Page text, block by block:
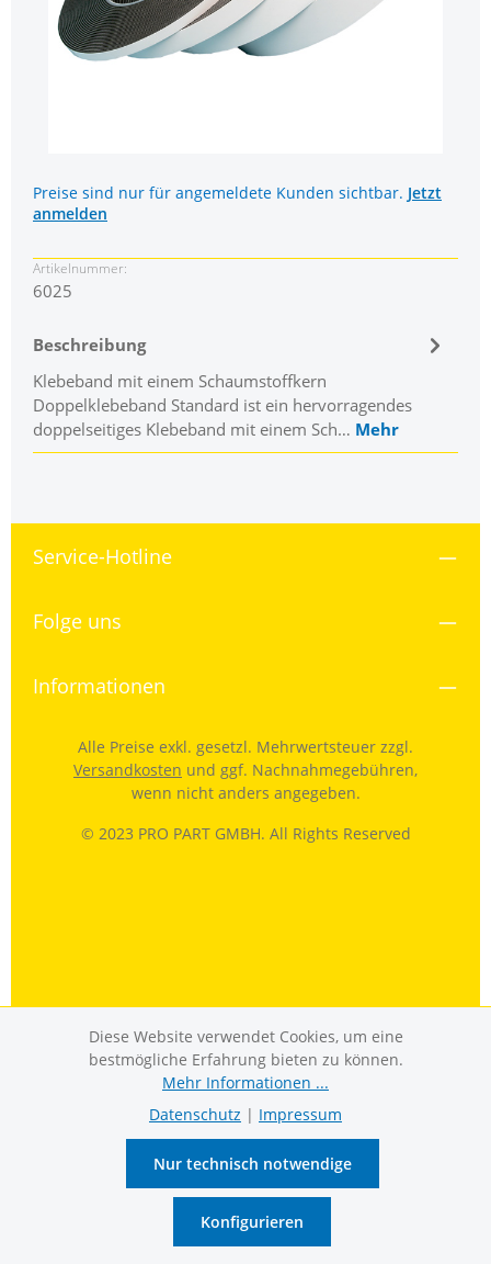
Preise sind nur für angemeldete Kunden sichtbar. Jetzt
anmelden
Artikelnummer:
6025
Beschreibung
Klebeband mit einem Schaumstoffkern
Doppelklebeband Standard ist ein hervorragendes
doppelseitiges Klebeband mit einem Sch… Mehr
Service-Hotline
Folge uns
Informationen
© 2023 PRO PART GMBH. All Rights Reserved
Alle Preise exkl. gesetzl. Mehrwertsteuer zzgl.
Versandkosten und ggf. Nachnahmegebühren,
wenn nicht anders angegeben.
Diese Website verwendet Cookies, um eine
bestmögliche Erfahrung bieten zu können.
Mehr Informationen ...
Datenschutz | Impressum
Nur technisch notwendige
Konfigurieren